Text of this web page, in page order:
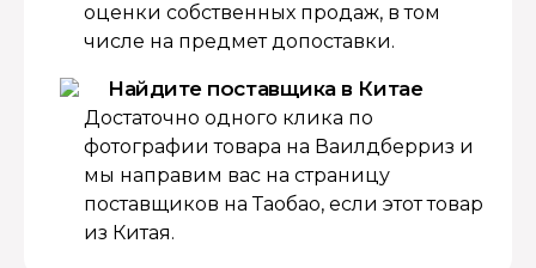
оценки собственных продаж, в том
числе на предмет допоставки.
Найдите поставщика в Китае
Достаточно одного клика по
фотографии товара на Ваилдберриз и
мы направим вас на страницу
поставщиков на Таобао, если этот товар
из Китая.